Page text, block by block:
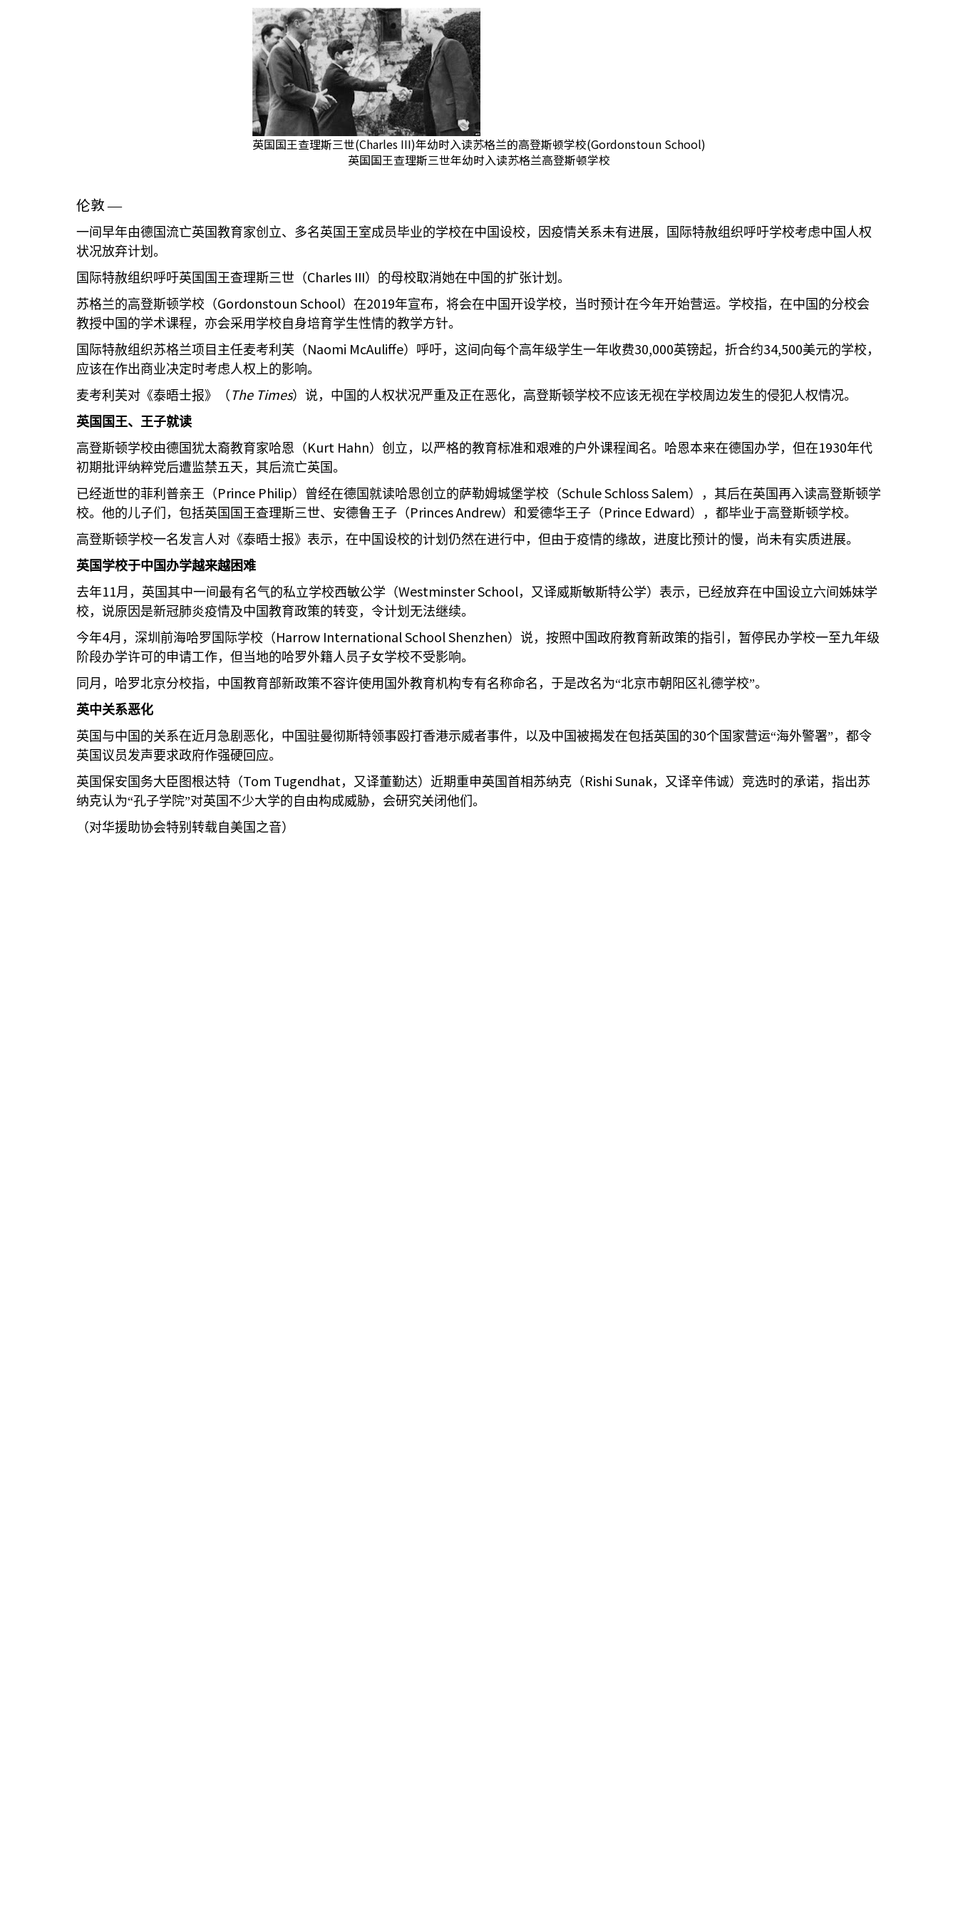
英国国王查理斯三世(Charles III)年幼时入读苏格兰的高登斯顿学校(Gordonstoun School)
英国国王查理斯三世年幼时入读苏格兰高登斯顿学校
伦敦 —
一间早年由德国流亡英国教育家创立、多名英国王室成员毕业的学校在中国设校，因疫情关系未有进展，国际特赦组织呼吁学校考虑中国人权
状况放弃计划。
国际特赦组织呼吁英国国王查理斯三世（Charles III）的母校取消她在中国的扩张计划。
苏格兰的高登斯顿学校（Gordonstoun School）在2019年宣布，将会在中国开设学校，当时预计在今年开始营运。学校指，在中国的分校会
教授中国的学术课程，亦会采用学校自身培育学生性情的教学方针。
国际特赦组织苏格兰项目主任麦考利芙（ Naomi McAuliffe）呼吁，这间向每个高年级学生一年收费30,000英镑起，折合约34,500美元的学校，
应该在作出商业决定时考虑人权上的影响。
麦考利芙对《泰晤士报》（ The Times）说，中国的人权状况严重及正在恶化，高登斯顿学校不应该无视在学校周边发生的侵犯人权情况。
英国国王、王子就读
高登斯顿学校由德国犹太裔教育家哈恩（ Kurt Hahn）创立，以严格的教育标准和艰难的户外课程闻名。哈恩本来在德国办学，但在1930年代
初期批评纳粹党后遭监禁五天，其后流亡英国。
已经逝世的菲利普亲王（ Prince Philip）曾经在德国就读哈恩创立的萨勒姆城堡学校（Schule Schloss Salem），其后在英国再入读高登斯顿学
校。他的儿子们，包括英国国王查理斯三世、安德鲁王子（ Princes Andrew）和爱德华王子（ Prince Edward），都毕业于高登斯顿学校。
高登斯顿学校一名发言人对《泰晤士报》表示，在中国设校的计划仍然在进行中，但由于疫情的缘故，进度比预计的慢，尚未有实质进展。
英国学校于中国办学越来越困难
去年11月，英国其中一间最有名气的私立学校西敏公学（Westminster School，又译威斯敏斯特公学）表示，已经放弃在中国设立六间姊妹学
校，说原因是新冠肺炎疫情及中国教育政策的转变，令计划无法继续。
今年4月，深圳前海哈罗国际学校（ Harrow International School Shenzhen）说，按照中国政府教育新政策的指引，暂停民办学校一至九年级
阶段办学许可的申请工作，但当地的哈罗外籍人员子女学校不受影响。
同月，哈罗北京分校指，中国教育部新政策不容许使用国外教育机构专有名称命名，于是改名为“北京市朝阳区礼德学校”。
英中关系恶化
英国与中国的关系在近月急剧恶化，中国驻曼彻斯特领事殴打香港示威者事件，以及中国被揭发在包括英国的30个国家营运“海外警署”，都令
英国议员发声要求政府作强硬回应。
英国保安国务大臣图根达特（Tom Tugendhat ，又译董勤达）近期重申英国首相苏纳克（ Rishi Sunak，又译辛伟诚）竞选时的承诺，指出苏
纳克认为“孔子学院”对英国不少大学的自由构成威胁，会研究关闭他们。
（对华援助协会特别转载自美国之音）